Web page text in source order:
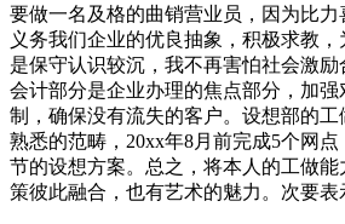
要做一名及格的曲销营业员，因为比
义务我们企业的优良抽象，积极求教
是保守认识较沉，我不再害怕社会激励
会计部分是企业办理的焦点部分，加
制，确保没有流失的客户。设想部的
熟悉的范畴，20xx年8月前完成5个网
节的设想方案。总之，将本人的工做
策彼此融合，也有艺术的魅力。次要表